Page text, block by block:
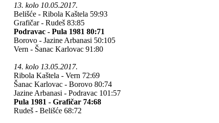
13. kolo 10.05.2017.
Belišće - Ribola Kaštela 59:93
Grafičar - Rudeš 83:85
Podravac - Pula 1981 80:71
Borovo - Jazine Arbanasi 50:105
Vern - Šanac Karlovac 91:80
14. kolo 13.05.2017.
Ribola Kaštela - Vern 72:69
Šanac Karlovac - Borovo 80:74
Jazine Arbanasi - Podravac 101:57
Pula 1981 - Grafičar 74:68
Rudeš - Belišće 68:72